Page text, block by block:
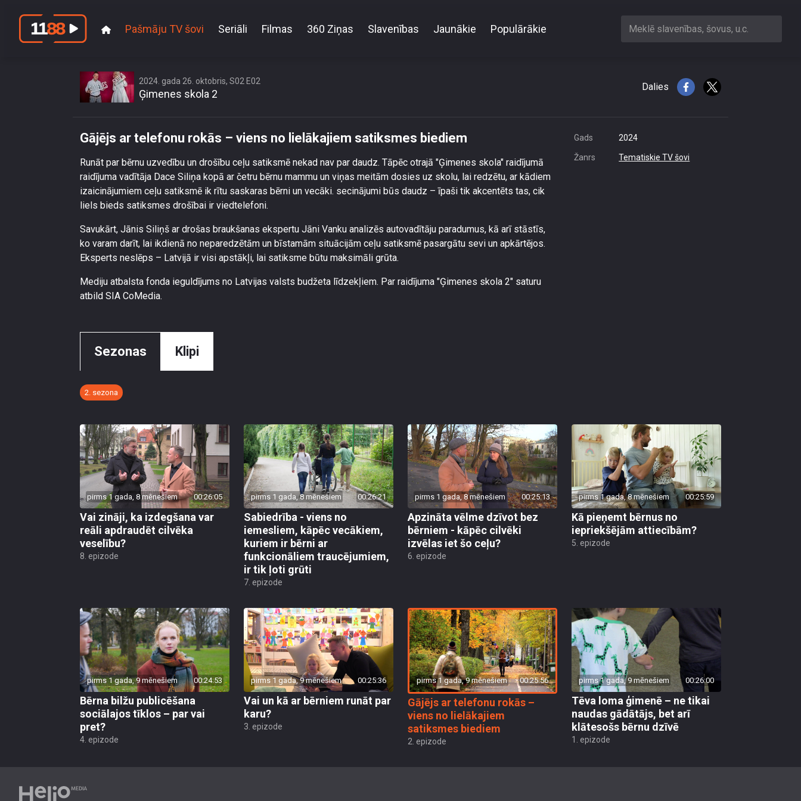
Pašmāju TV šovi Seriāli Filmas 360 Ziņas Slavenības Jaunākie Populārākie Meklē slavenības, šovus, u.c.
2024. gada 26. oktobris, S02 E02
Ģimenes skola 2
Dalies
Gājējs ar telefonu rokās – viens no lielākajiem satiksmes biediem
Runāt par bērnu uzvedību un drošību ceļu satiksmē nekad nav par daudz. Tāpēc otrajā "Ģimenes skola" raidījumā
raidījuma vadītāja Dace Siliņa kopā ar četru bērnu mammu un viņas meitām dosies uz skolu, lai redzētu, ar kādiem
izaicinājumiem ceļu satiksmē ik rītu saskaras bērni un vecāki. secinājumi būs daudz – īpaši tik akcentēts tas, cik
liels bieds satiksmes drošībai ir viedtelefoni.
Savukārt, Jānis Siliņš ar drošas braukšanas ekspertu Jāni Vanku analizēs autovadītāju paradumus, kā arī stāstīs,
ko varam darīt, lai ikdienā no neparedzētām un bīstamām situācijām ceļu satiksmē pasargātu sevi un apkārtējos.
Eksperts neslēps – Latvijā ir visi apstākļi, lai satiksme būtu maksimāli grūta.
Mediju atbalsta fonda ieguldījums no Latvijas valsts budžeta līdzekļiem. Par raidījuma "Ģimenes skola 2" saturu
atbild SIA CoMedia.
Gads 2024
Žanrs Tematiskie TV šovi
Sezonas Klipi
2. sezona
pirms 1 gada, 8 mēnešiem 00:26:05
Vai zināji, ka izdegšana var
reāli apdraudēt cilvēka
veselību?
8. epizode
pirms 1 gada, 8 mēnešiem 00:26:21
Sabiedrība - viens no
iemesliem, kāpēc vecākiem,
kuriem ir bērni ar
funkcionāliem traucējumiem,
ir tik ļoti grūti
7. epizode
pirms 1 gada, 8 mēnešiem 00:25:13
Apzināta vēlme dzīvot bez
bērniem - kāpēc cilvēki
izvēlas iet šo ceļu?
6. epizode
pirms 1 gada, 8 mēnešiem 00:25:59
Kā pieņemt bērnus no
iepriekšējām attiecībām?
5. epizode
pirms 1 gada, 9 mēnešiem 00:24:53
Bērna bilžu publicēšana
sociālajos tīklos – par vai
pret?
4. epizode
pirms 1 gada, 9 mēnešiem 00:25:36
Vai un kā ar bērniem runāt par
karu?
3. epizode
pirms 1 gada, 9 mēnešiem 00:25:56
Gājējs ar telefonu rokās –
viens no lielākajiem
satiksmes biediem
2. epizode
pirms 1 gada, 9 mēnešiem 00:26:00
Tēva loma ģimenē – ne tikai
naudas gādātājs, bet arī
klātesošs bērnu dzīvē
1. epizode